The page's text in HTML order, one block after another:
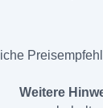
Weitere